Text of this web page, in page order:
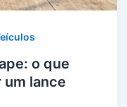
o que
um lance